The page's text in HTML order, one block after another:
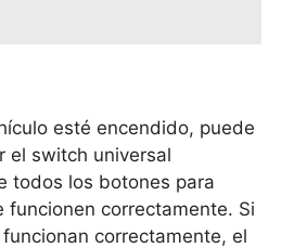
esté encendido, puede
el switch universal
todos los botones para
funcionen correctamente. Si
correctamente, el